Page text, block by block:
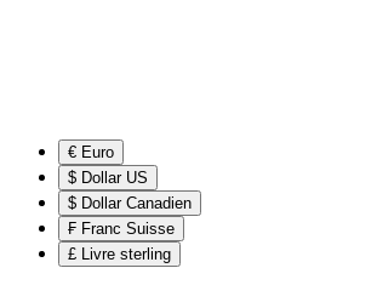
€ Euro
$ Dollar US
$ Dollar Canadien
₣ Franc Suisse
£ Livre sterling